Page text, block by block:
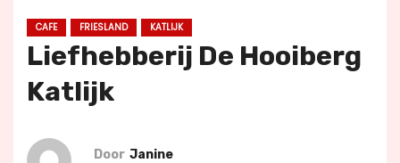
CAFE FRIESLAND KATLIJK
Liefhebberij De Hooiberg
Katlijk
Door Janine